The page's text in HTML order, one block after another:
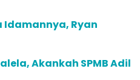
Idamannya, Ryan
Akankah SPMB Adil